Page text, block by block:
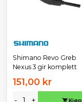
Shimano Revo Greb
Nexus 3 gir komplett
151,00 kr
Kjøp